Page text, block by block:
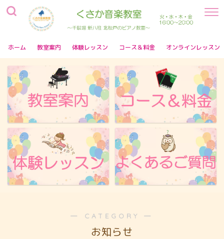
ホーム 教室案内 体験レッスン コース＆料金 オンラインレッスン
― CATEGORY ―
お知らせ